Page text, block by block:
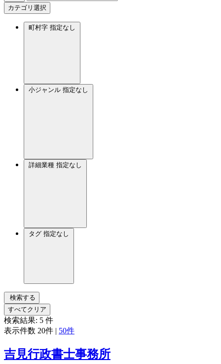
カテゴリ選択
町村字 指定なし
小ジャンル 指定なし
詳細業種 指定なし
タグ 指定なし
検索する
すべてクリア
検索結果: 5 件
表示件数 20件 | 50件
吉見行政書士事務所